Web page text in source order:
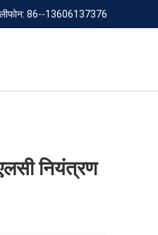
86--13606137376
नियंत्रण